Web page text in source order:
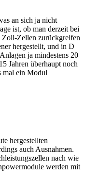
an sich ja nicht
ist, ob man derzeit bei
Zellen zurückgreifen
hergestellt, und in D
ja mindestens 20
Jahren überhaupt noch
mal ein Modul
hergestellten
auch Ausnahmen.
nach wie
werden mit